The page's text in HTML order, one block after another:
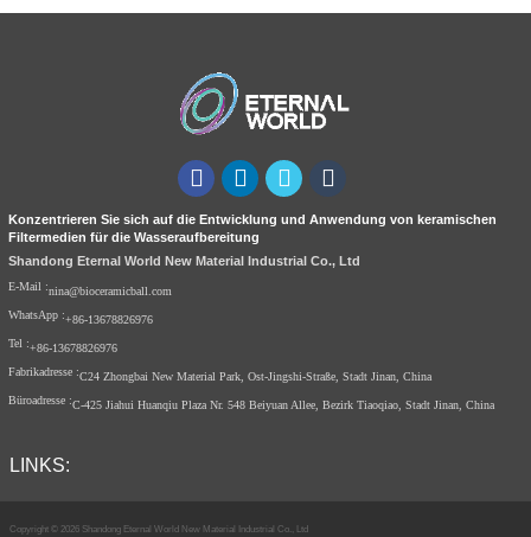
Konzentrieren Sie sich auf die Entwicklung und Anwendung von keramischen
Filtermedien für die Wasseraufbereitung
Shandong Eternal World New Material Industrial Co., Ltd
E-Mail :nina@bioceramicball.com
WhatsApp :+86-13678826976
Tel :+86-13678826976
Fabrikadresse :C24 Zhongbai New Material Park, Ost-Jingshi-Straße, Stadt Jinan, China
Büroadresse :C-425 Jiahui Huanqiu Plaza Nr. 548 Beiyuan Allee, Bezirk Tiaoqiao, Stadt Jinan, China
LINKS:
Copyright © 2026 Shandong Eternal World New Material Industrial Co., Ltd